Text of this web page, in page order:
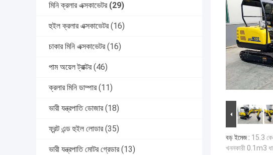
মিনি ক্রলার এক্সকাভেটর (29)
হুইল ক্রলার এক্সকাভেটর (16)
চাকার মিনি এক্সকাভেটর (16)
পাম অয়েল ট্রাক্টর (46)
ক্রলার মিনি ডাম্পার (11)
ভারী যন্ত্রপাতি ডোজার (18)
ফ্রন্ট এন্ড হুইল লোডার (35)
ভারী যন্ত্রপাতি মোটর গ্রেডার (13)
বড় ইমেজ : 15.3
খননকারী 0.1m3